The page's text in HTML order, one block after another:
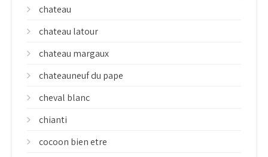
chateau
chateau latour
chateau margaux
chateauneuf du pape
cheval blanc
chianti
cocoon bien etre